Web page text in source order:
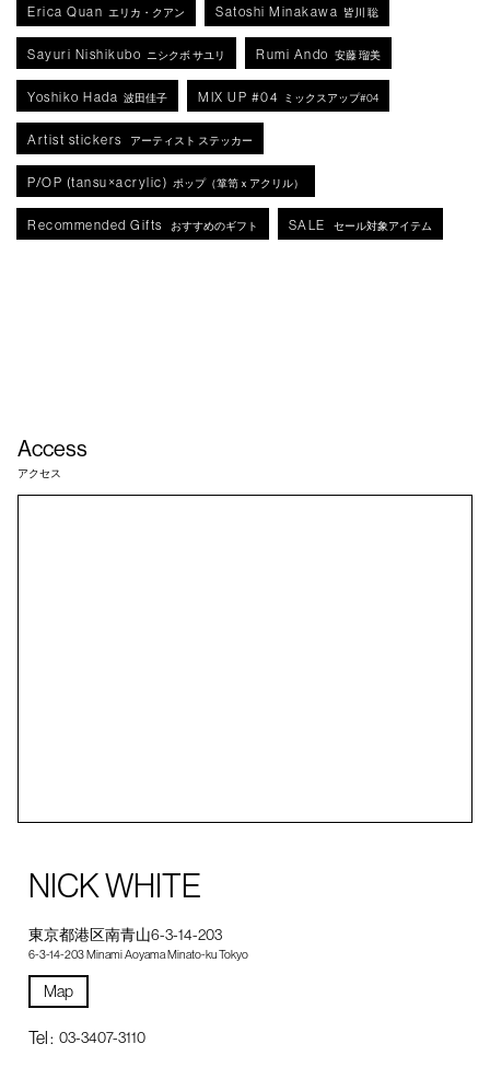
Erica Quan エリカ・クアン Satoshi Minakawa 皆川 聡
Sayuri Nishikubo ニシクボ サユリ Rumi Ando 安藤 瑠美
Yoshiko Hada 波田佳子 MIX UP #04 ミックスアップ#04
Artist stickers アーティスト ステッカー
P/OP (tansu×acrylic) ポップ（箪笥ｘアクリル）
Recommended Gifts おすすめのギフト SALE セール対象アイテム
Access
アクセス
NICK WHITE
東京都港区南青山6-3-14-203
6-3-14-203 Minami Aoyama Minato-ku Tokyo
Map
Tel : 03-3407-3110